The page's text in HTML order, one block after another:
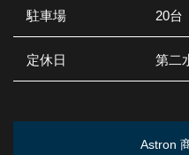
駐車場 20台
定休日 第二
Astron